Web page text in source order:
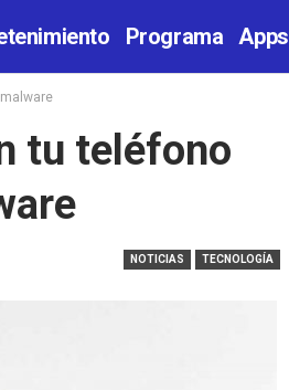
Programa Apps
tu teléfono
NOTICIAS TECNOLOGÍA